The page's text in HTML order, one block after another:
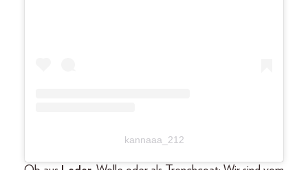
kannaaa_212